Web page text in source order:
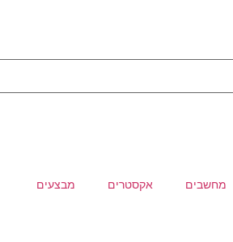
מחשבים אקסטרים מבצעים